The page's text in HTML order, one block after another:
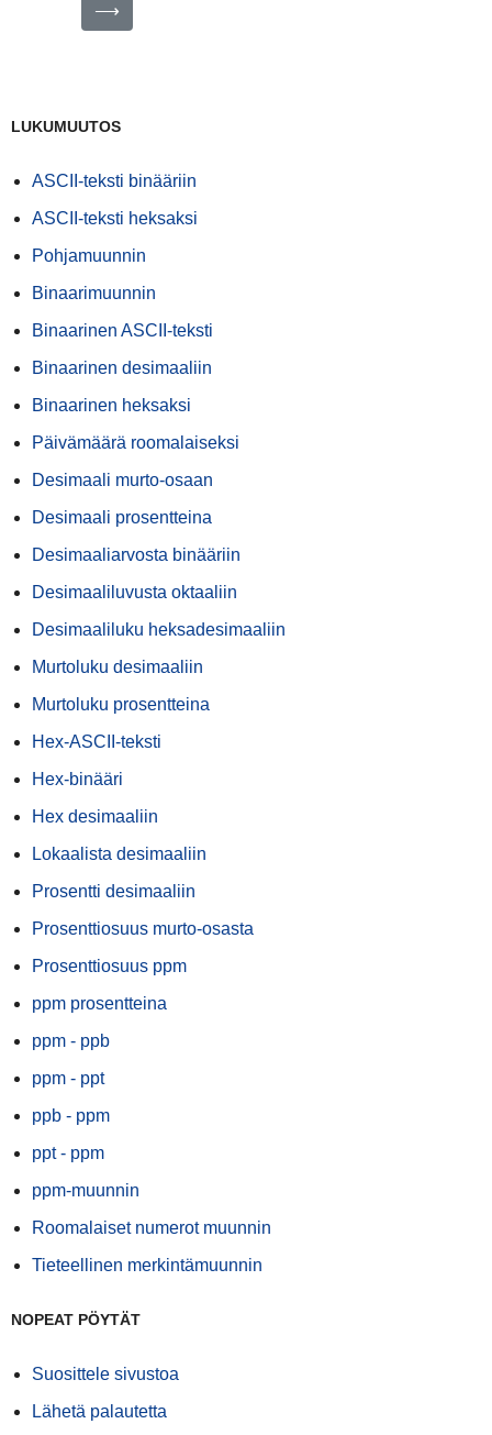
⟶
LUKUMUUTOS
ASCII-teksti binääriin
ASCII-teksti heksaksi
Pohjamuunnin
Binaarimuunnin
Binaarinen ASCII-teksti
Binaarinen desimaaliin
Binaarinen heksaksi
Päivämäärä roomalaiseksi
Desimaali murto-osaan
Desimaali prosentteina
Desimaaliarvosta binääriin
Desimaaliluvusta oktaaliin
Desimaaliluku heksadesimaaliin
Murtoluku desimaaliin
Murtoluku prosentteina
Hex-ASCII-teksti
Hex-binääri
Hex desimaaliin
Lokaalista desimaaliin
Prosentti desimaaliin
Prosenttiosuus murto-osasta
Prosenttiosuus ppm
ppm prosentteina
ppm - ppb
ppm - ppt
ppb - ppm
ppt - ppm
ppm-muunnin
Roomalaiset numerot muunnin
Tieteellinen merkintämuunnin
NOPEAT PÖYTÄT
Suosittele sivustoa
Lähetä palautetta